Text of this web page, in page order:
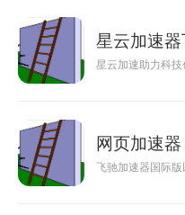
星云加速器
星云加速助力科
网页加速器
飞驰加速器国际